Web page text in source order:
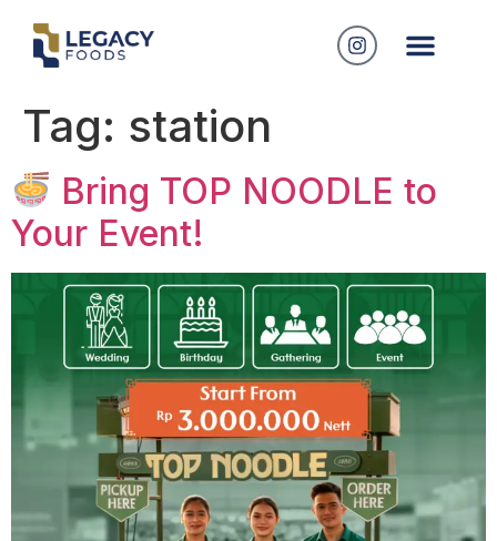
Tag: station
Bring TOP NOODLE to
Your Event!